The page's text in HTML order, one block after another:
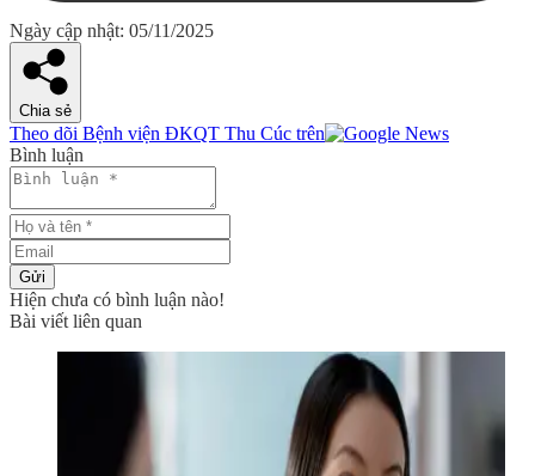
Ngày cập nhật: 05/11/2025
Chia sẻ
Theo dõi Bệnh viện ĐKQT Thu Cúc trên
Bình luận
Gửi
Hiện chưa có bình luận nào!
Bài viết liên quan